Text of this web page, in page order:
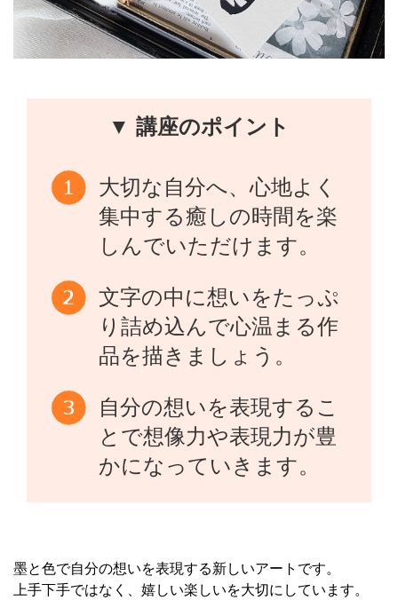
▼ 講座のポイント
大切な自分へ、心地よく
集中する癒しの時間を楽
しんでいただけます。
文字の中に想いをたっぷ
り詰め込んで心温まる作
品を描きましょう。
自分の想いを表現するこ
とで想像力や表現力が豊
かになっていきます。
墨と色で自分の想いを表現する新しいアートです。
上手下手ではなく、嬉しい楽しいを大切にしています。